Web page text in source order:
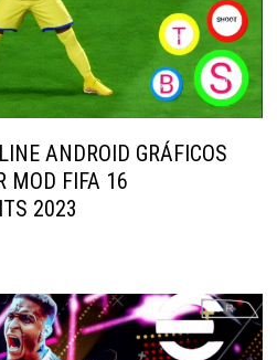
ANDROID GRÁFICOS
MOD FIFA 16
2023